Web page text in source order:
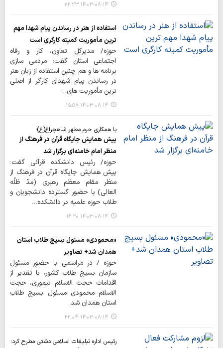
۱۴۰۳-۰۸-۱۴ ۲۲:۲۳
استفاده از هنر در رساندن پیام شهدا مهم
ترین مأموریت کمیته کارگری است
حوزه/ مدیرکل تعاون، کار و رفاه
اجتماعی استان گفت: مردمی سازی
برنامه ها و هم چنین استفاده از زبان هنر
در رساندن پیام شهدای کارگر از اصلی
ترین مأموریت های…
۱۴۰۳-۰۸-۱۴ ۱۵:۵۸
با همکاری حرم مطهر شاهچراغ(ع)؛
پیش همایش جایگاه قرآن در فرهنگ از
منظر امام خامنه‌ای برگزار شد
حوزه/ رئیس دانشکده قرآنی گفت:
پیش همایش جایگاه قرآن در فرهنگ از
منظر مقام معظم رهبری (مدّ ظلّه
العالی) با حضور گسترده دانشجویان و
طلاب حوزه علمیه در دانشکده…
۱۴۰۳-۰۸-۱۴ ۱۶:۲۰
«محمودی» مسئول بسیج طلاب استان
همدان شد+ تصاویر
حوزه / در مراسمی با حضور مسئول
سازمان بسیج طلاب کشور، با تقدیر از
اقدامات حجت الاسلام تیموری، حجت
الاسلام محمودی مسئول بسیج طلاب
استان همدان شد.
۱۴۰۳-۰۸-۱۴ ۲۲:۰۴
رئیس اداره تبلیغات اسلامی دشتی مطرح کرد؛